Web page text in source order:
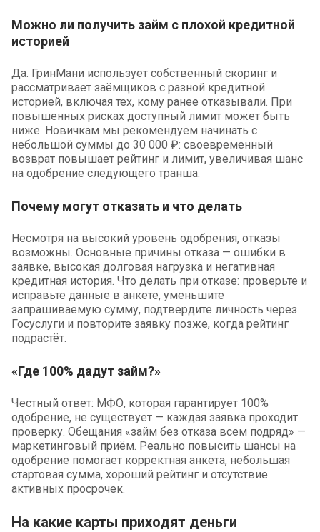
Можно ли получить займ с плохой кредитной
историей
Да. ГринМани использует собственный скоринг и
рассматривает заёмщиков с разной кредитной
историей, включая тех, кому ранее отказывали. При
повышенных рисках доступный лимит может быть
ниже. Новичкам мы рекомендуем начинать с
небольшой суммы до 30 000 ₽: своевременный
возврат повышает рейтинг и лимит, увеличивая шанс
на одобрение следующего транша.
Почему могут отказать и что делать
Несмотря на высокий уровень одобрения, отказы
возможны. Основные причины отказа — ошибки в
заявке, высокая долговая нагрузка и негативная
кредитная история. Что делать при отказе: проверьте и
исправьте данные в анкете, уменьшите
запрашиваемую сумму, подтвердите личность через
Госуслуги и повторите заявку позже, когда рейтинг
подрастёт.
«Где 100% дадут займ?»
Честный ответ: МФО, которая гарантирует 100%
одобрение, не существует — каждая заявка проходит
проверку. Обещания «займ без отказа всем подряд» —
маркетинговый приём. Реально повысить шансы на
одобрение помогает корректная анкета, небольшая
стартовая сумма, хороший рейтинг и отсутствие
активных просрочек.
На какие карты приходят деньги